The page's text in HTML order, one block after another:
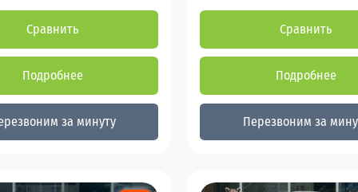
Сравнить
Подробнее
за минуту
Сравнить
Подробнее
Перезвоним за